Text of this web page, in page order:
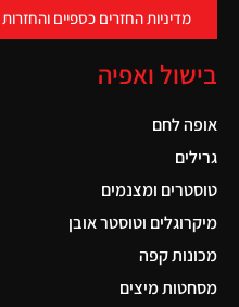
מדיניות החזרים כספיים והחזרות
בישול ואפיה
אופה לחם
גרילים
טוסטרים ומצנמים
מיקרוגלים וטוסטר אובן
מכונות קפה
מסחטות מיצים